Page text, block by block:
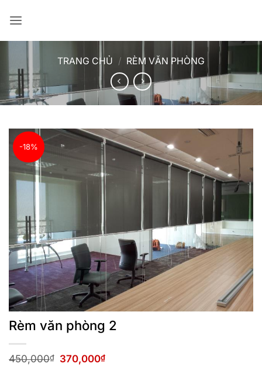
qua
TRANG CHỦ / RÈM VĂN PHÒNG
-18%
Rèm văn phòng 2
450,000₫
Giá
370,000₫Giá